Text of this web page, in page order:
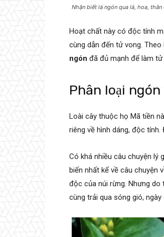
Nhận biết lá ngón qua lá, hoa, thân
Hoạt chất này có độc tính
cùng dẫn đến tử vong.
ngón đã đủ mạnh để làm
Phân loại
Loài cây thuộc họ Mã tiền
riêng về hình dáng, độc
Có khá nhiều câu chuyện lý
biến nhất kể về câu chuyện
độc của núi rừng. Nhưng do
cùng trải qua sóng gió,